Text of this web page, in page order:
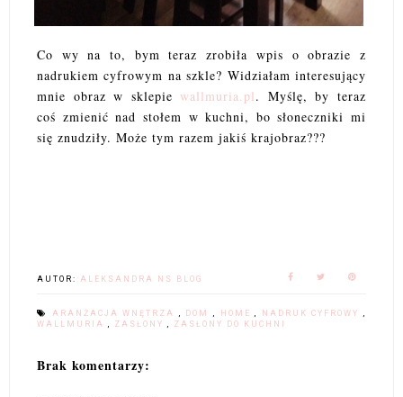
Co wy na to, bym teraz zrobiła wpis o obrazie z
nadrukiem cyfrowym na szkle? Widziałam interesujący
mnie obraz w sklepie wallmuria.pl. Myślę, by teraz
coś zmienić nad stołem w kuchni, bo słoneczniki mi
się znudziły. Może tym razem jakiś krajobraz???
AUTOR: ALEKSANDRA NS BLOG
ARANŻACJA WNĘTRZA , DOM, HOME, NADRUK CYFROWY,
WALLMURIA , ZASŁONY , ZASŁONY DO KUCHNI
Brak komentarzy: